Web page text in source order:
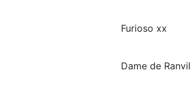
Furioso xx
Dame de